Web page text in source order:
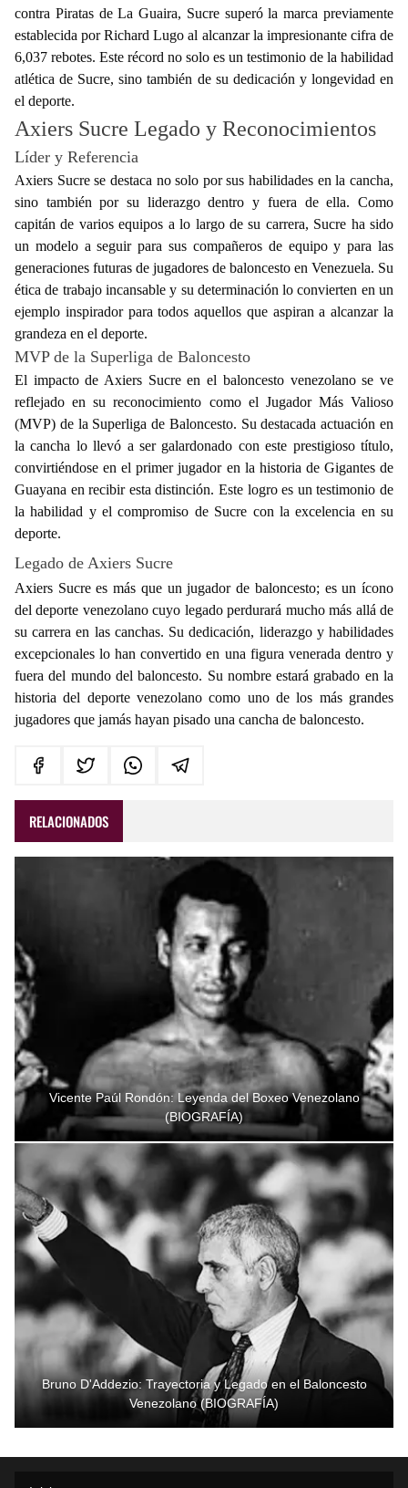
contra Piratas de La Guaira, Sucre superó la marca previamente
establecida por Richard Lugo al alcanzar la impresionante cifra de
6,037 rebotes. Este récord no solo es un testimonio de la habilidad
atlética de Sucre, sino también de su dedicación y longevidad en
el deporte.
Axiers Sucre Legado y Reconocimientos
Líder y Referencia
Axiers Sucre se destaca no solo por sus habilidades en la cancha,
sino también por su liderazgo dentro y fuera de ella. Como
capitán de varios equipos a lo largo de su carrera, Sucre ha sido
un modelo a seguir para sus compañeros de equipo y para las
generaciones futuras de jugadores de baloncesto en Venezuela. Su
ética de trabajo incansable y su determinación lo convierten en un
ejemplo inspirador para todos aquellos que aspiran a alcanzar la
grandeza en el deporte.
MVP de la Superliga de Baloncesto
El impacto de Axiers Sucre en el baloncesto venezolano se ve
reflejado en su reconocimiento como el Jugador Más Valioso
(MVP) de la Superliga de Baloncesto. Su destacada actuación en
la cancha lo llevó a ser galardonado con este prestigioso título,
convirtiéndose en el primer jugador en la historia de Gigantes de
Guayana en recibir esta distinción. Este logro es un testimonio de
la habilidad y el compromiso de Sucre con la excelencia en su
deporte.
Legado de Axiers Sucre
Axiers Sucre es más que un jugador de baloncesto; es un ícono
del deporte venezolano cuyo legado perdurará mucho más allá de
su carrera en las canchas. Su dedicación, liderazgo y habilidades
excepcionales lo han convertido en una figura venerada dentro y
fuera del mundo del baloncesto. Su nombre estará grabado en la
historia del deporte venezolano como uno de los más grandes
jugadores que jamás hayan pisado una cancha de baloncesto.
RELACIONADOS
Vicente Paúl Rondón: Leyenda del Boxeo Venezolano
(BIOGRAFÍA)
Bruno D'Addezio: Trayectoria y Legado en el Baloncesto
Venezolano (BIOGRAFÍA)